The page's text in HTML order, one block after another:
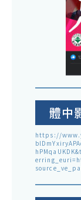
體中
https://